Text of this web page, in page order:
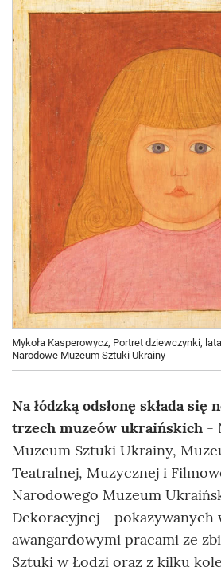
Mykoła Kasperowycz, Portret dziewczynki,
Narodowe Muzeum Sztuki Ukrainy
Na łódzką odsłonę składa się
trzech muzeów ukraińskich -
Muzeum Sztuki Ukrainy,
Teatralnej, Muzycznej i
Narodowego Muzeum
Dekoracyjnej - pokazywanych
awangardowymi pracami ze
Sztuki w Łodzi oraz z kilku